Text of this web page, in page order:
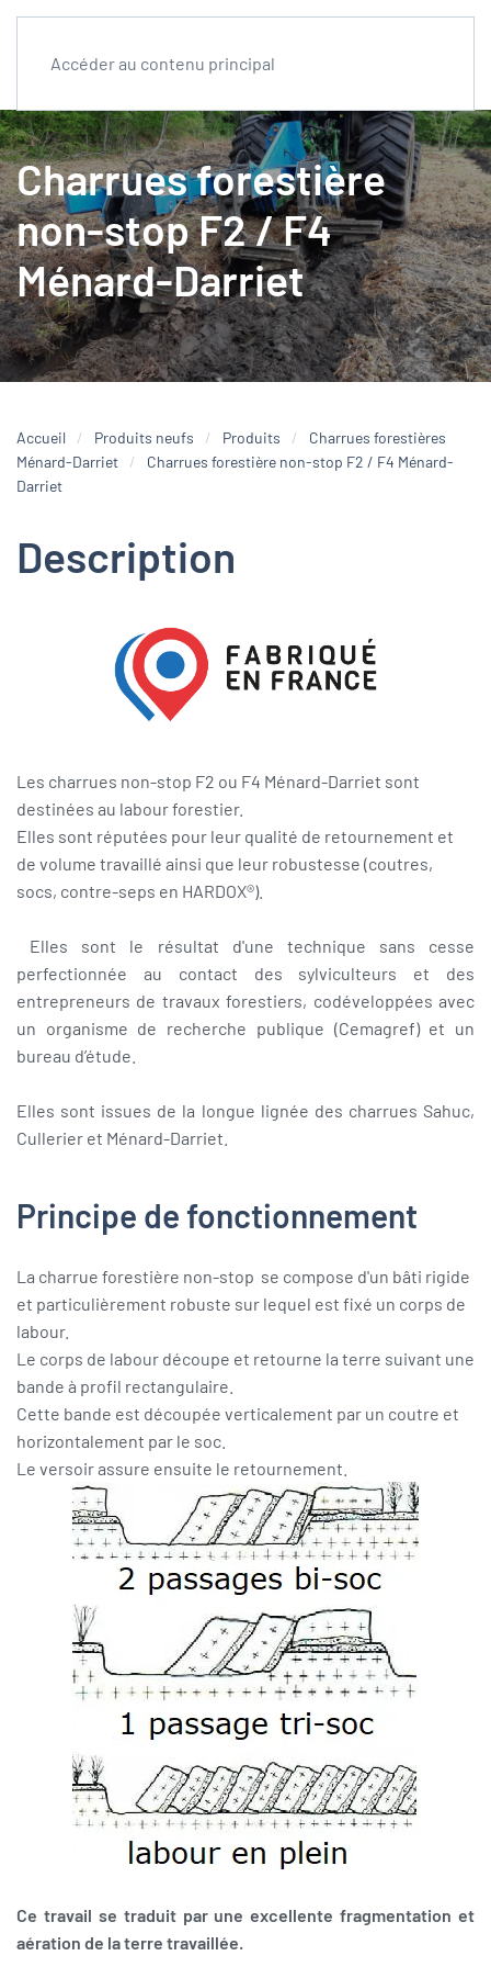
Accéder au contenu principal
Charrues forestière
non-stop F2 / F4
Ménard-Darriet
Accueil Produits neufs Produits
Charrues forestières
Ménard-Darriet
Charrues forestière non-stop F2 / F4 Ménard-
Darriet
Description
Les charrues non-stop F2 ou F4 Ménard-Darriet sont
destinées au labour forestier.
Elles sont réputées pour leur qualité de retournement et
de volume travaillé ainsi que leur robustesse (coutres,
socs, contre-seps en HARDOX®).
Elles sont le résultat d'une technique sans cesse
perfectionnée au contact des sylviculteurs et des
entrepreneurs de travaux forestiers, codéveloppées avec
un organisme de recherche publique (Cemagref) et un
bureau d’étude.
Elles sont issues de la longue lignée des charrues Sahuc,
Cullerier et Ménard-Darriet.
Principe de fonctionnement
La charrue forestière non-stop se compose d'un bâti rigide
et particulièrement robuste sur lequel est fixé un corps de
labour.
Le corps de labour découpe et retourne la terre suivant une
bande à profil rectangulaire.
Cette bande est découpée verticalement par un coutre et
horizontalement par le soc.
Le versoir assure ensuite le retournement.
Ce travail se traduit par une excellente fragmentation et
aération de la terre travaillée.